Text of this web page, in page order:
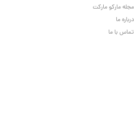
مجله مارکو مارکت
درباره ما
تماس با ما